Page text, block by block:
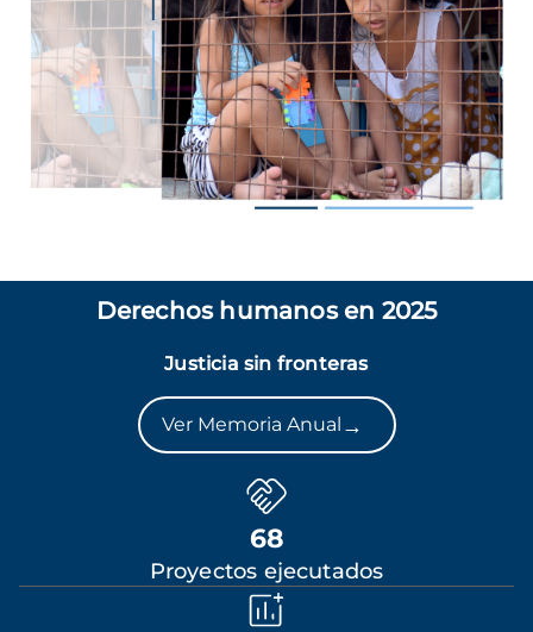
Derechos humanos en 2025
Justicia sin fronteras
Ver Memoria Anual →
68
Proyectos ejecutados